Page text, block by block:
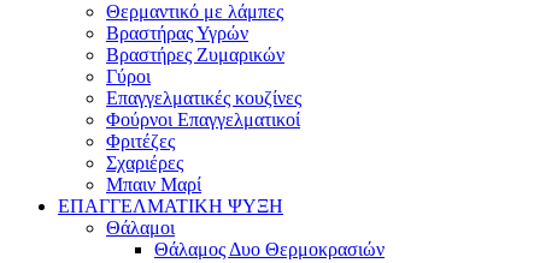
Θερμαντικό με λάμπες
Βραστήρας Υγρών
Βραστήρες Ζυμαρικών
Γύροι
Επαγγελματικές κουζίνες
Φούρνοι Επαγγελματικοί
Φριτέζες
Σχαριέρες
Μπαιν Μαρί
ΕΠΑΓΓΕΛΜΑΤΙΚΗ ΨΥΞΗ
Θάλαμοι
Θάλαμος Δυο Θερμοκρασιών